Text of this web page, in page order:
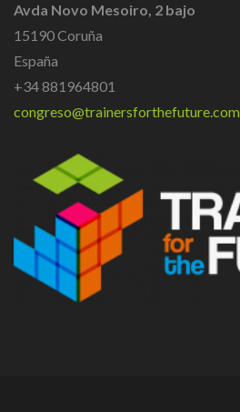
Avda Novo Mesoiro, 2 bajo
15190 Coruña
España
+34 881964801
congreso@trainersforthefuture.com